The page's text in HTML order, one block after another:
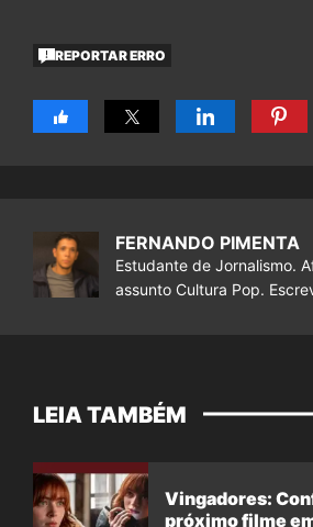
REPORTAR ERRO
FERNANDO PIMENTA
Estudante de Jornalismo.
assunto Cultura Pop.
LEIA TAMBÉM
Vingadores:
próximo filme